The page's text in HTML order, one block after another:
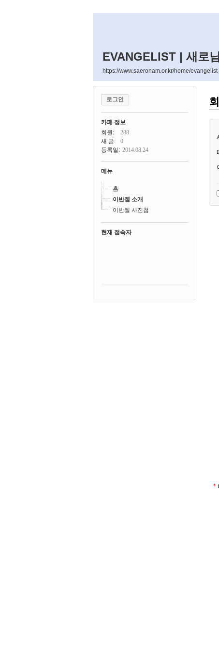
EVANGELIST | 새로
https://www.saeronam.or.kr/home/evangelist
로그인
카페 정보
회원:
288
새 글:
0
등록일: 2014.08.24
메뉴
홈
이반젤 소개
이반젤 사진첩
현재 접속자
*